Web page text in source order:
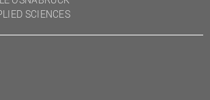
GmbH
SCIENCES